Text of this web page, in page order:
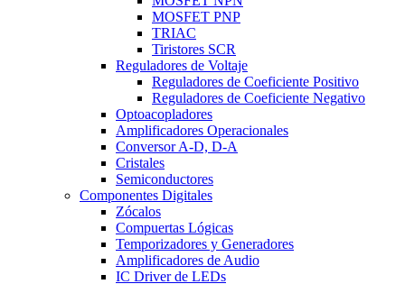
MOSFET PNP
TRIAC
Tiristores SCR
Reguladores de Voltaje
Reguladores de Coeficiente Positivo
Reguladores de Coeficiente Negativo
Optoacopladores
Amplificadores Operacionales
Conversor A-D, D-A
Cristales
Semiconductores
Componentes Digitales
Zócalos
Compuertas Lógicas
Temporizadores y Generadores
Amplificadores de Audio
IC Driver de LEDs